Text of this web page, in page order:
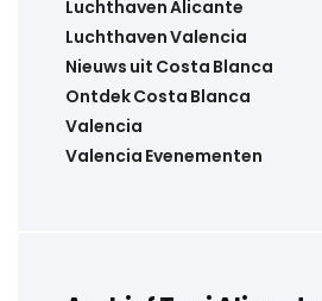
Luchthaven Alicante
Luchthaven Valencia
Nieuws uit Costa Blanca
Ontdek Costa Blanca
Valencia
Valencia Evenementen